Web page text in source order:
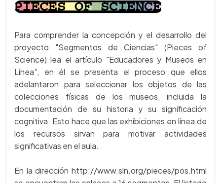
Para comprender la concepción y el desarrollo del
proyecto "Segmentos de Ciencias" (Pieces of
Science) lea el artículo "Educadores y Museos en
Línea", en él se presenta el proceso que ellos
adelantaron para seleccionar los objetos de las
colecciones físicas de los museos, incluida la
documentación de su historia y su significación
cognitiva. Esto hace que las exhibiciones en línea de
los recursos sirvan para motivar actividades
significativas en el aula.
En la dirección http://www.sln.org/pieces/pos.html